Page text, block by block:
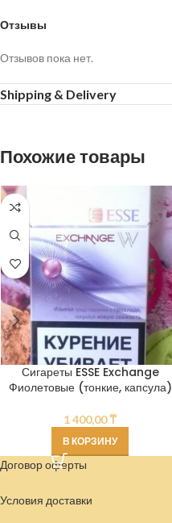
Отзывы
Отзывов пока нет.
Shipping & Delivery
Похожие товары
Сигареты ESSE Exchange
Фиолетовые (тонкие, капсула)
1 400,00₸
В КОРЗИНУ
Договор оферты
Условия доставки